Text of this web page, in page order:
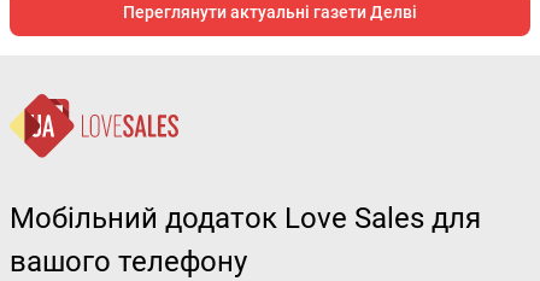
Переглянути актуальні газети Делві
Мобільний додаток Love Sales для
вашого телефону